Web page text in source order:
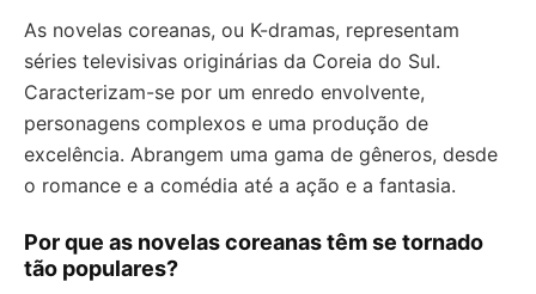
As novelas coreanas, ou K-dramas, representam
séries televisivas originárias da Coreia do Sul.
Caracterizam-se por um enredo envolvente,
personagens complexos e uma produção de
excelência. Abrangem uma gama de gêneros, desde
o romance e a comédia até a ação e a fantasia.
Por que as novelas coreanas têm se tornado
tão populares?